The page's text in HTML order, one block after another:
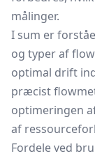
målinger.
I sum er
og typer af
optimal drift
præcist
optimeringen
af
Fordele ved